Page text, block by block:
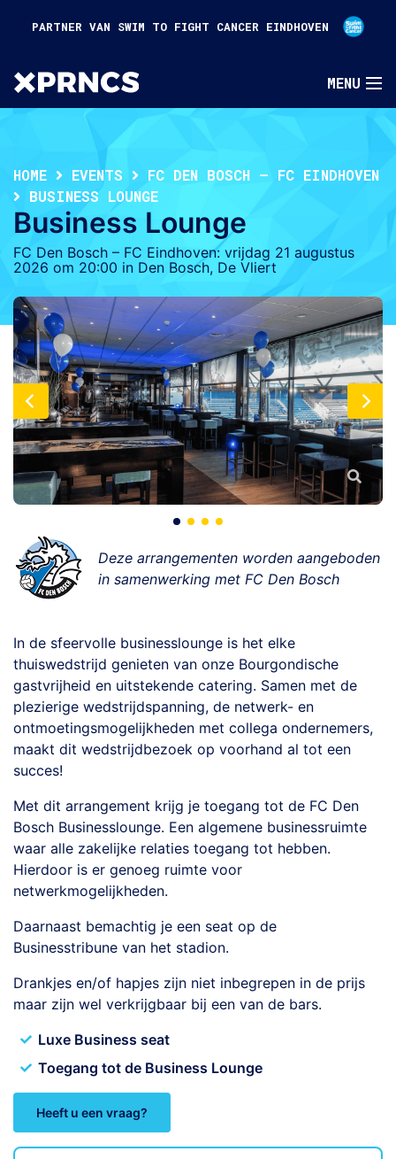
PARTNER VAN SWIM TO FIGHT CANCER EINDHOVEN
HOME EVENTS
FC DEN BOSCH – FC EINDHOVEN
BUSINESS LOUNGE
Business Lounge
FC Den Bosch – FC Eindhoven: vrijdag 21 augustus
2026 om 20:00 in Den Bosch, De Vliert
Deze arrangementen worden aangeboden
in samenwerking met FC Den Bosch
In de sfeervolle businesslounge is het elke
thuiswedstrijd genieten van onze Bourgondische
gastvrijheid en uitstekende catering. Samen met de
plezierige wedstrijdspanning, de netwerk- en
ontmoetingsmogelijkheden met collega ondernemers,
maakt dit wedstrijdbezoek op voorhand al tot een
succes!
Met dit arrangement krijg je toegang tot de FC Den
Bosch Businesslounge. Een algemene businessruimte
waar alle zakelijke relaties toegang tot hebben.
Hierdoor is er genoeg ruimte voor
netwerkmogelijkheden.
Daarnaast bemachtig je een seat op de
Businesstribune van het stadion.
Drankjes en/of hapjes zijn niet inbegrepen in de prijs
maar zijn wel verkrijgbaar bij een van de bars.
Luxe Business seat
Toegang tot de Business Lounge
Heeft u een vraag?